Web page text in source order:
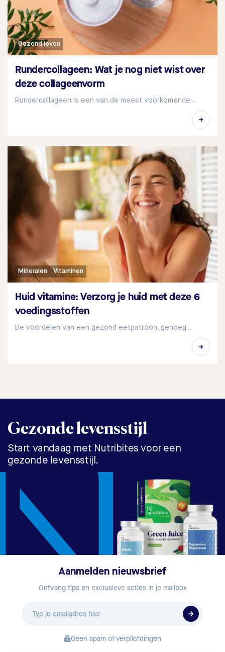
Gezond leven
Rundercollageen: Wat je nog niet wist over
deze collageenvorm
Rundercollageen is een van de meest voorkomende…
Mineralen Vitaminen
Huid vitamine: Verzorg je huid met deze 6
voedingsstoffen
De voordelen van een gezond eetpatroon, genoeg…
Gezonde levensstijl
Start vandaag met Nutribites voor een
gezonde levensstijl.
Aanmelden nieuwsbrief
Ontvang tips en exclusieve acties in je mailbox
Geen spam of verplichtingen